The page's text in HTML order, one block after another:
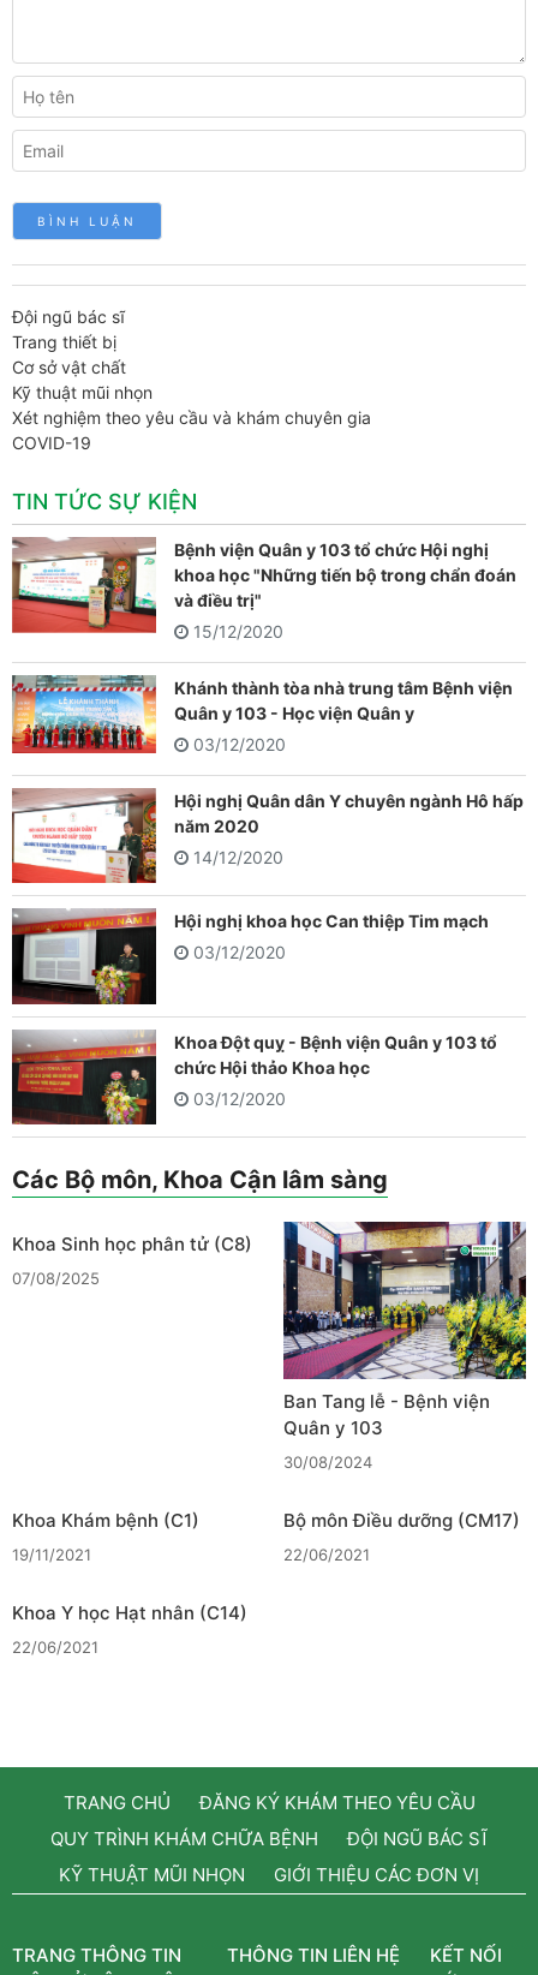
Đội ngũ bác sĩ
Trang thiết bị
Cơ sở vật chất
Kỹ thuật mũi nhọn
Xét nghiệm theo yêu cầu và khám chuyên gia
COVID-19
TIN TỨC SỰ KIỆN
Bệnh viện Quân y 103 tổ chức Hội nghị
khoa học "Những tiến bộ trong chẩn đoán
và điều trị"
15/12/2020
Khánh thành tòa nhà trung tâm Bệnh viện
Quân y 103 - Học viện Quân y
03/12/2020
Hội nghị Quân dân Y chuyên ngành Hô hấp
năm 2020
14/12/2020
Hội nghị khoa học Can thiệp Tim mạch
03/12/2020
Khoa Đột quỵ - Bệnh viện Quân y 103 tổ
chức Hội thảo Khoa học
03/12/2020
Các Bộ môn, Khoa Cận lâm sàng
Khoa Sinh học phân tử (C8)
07/08/2025
Ban Tang lễ - Bệnh viện
Quân y 103
30/08/2024
Khoa Khám bệnh (C1)
19/11/2021
Bộ môn Điều dưỡng (CM17)
22/06/2021
Khoa Y học Hạt nhân (C14)
22/06/2021
TRANG CHỦ
ĐĂNG KÝ KHÁM THEO YÊU CẦU
QUY TRÌNH KHÁM CHỮA BỆNH
ĐỘI NGŨ BÁC SĨ
KỸ THUẬT MŨI NHỌN
GIỚI THIỆU CÁC ĐƠN VỊ
TRANG THÔNG TIN
THÔNG TIN LIÊN HỆ
KẾT NỐI